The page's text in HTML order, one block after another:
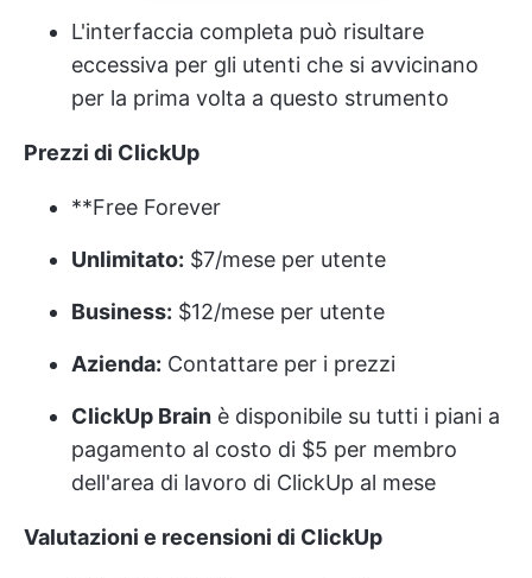
L'interfaccia completa può risultare
eccessiva per gli utenti che si avvicinano
per la prima volta a questo strumento
Prezzi di ClickUp
**Free Forever
Unlimitato: $7/mese per utente
Business: $12/mese per utente
Azienda: Contattare per i prezzi
ClickUp Brain è disponibile su tutti i piani a
pagamento al costo di $5 per membro
dell'area di lavoro di ClickUp al mese
Valutazioni e recensioni di ClickUp